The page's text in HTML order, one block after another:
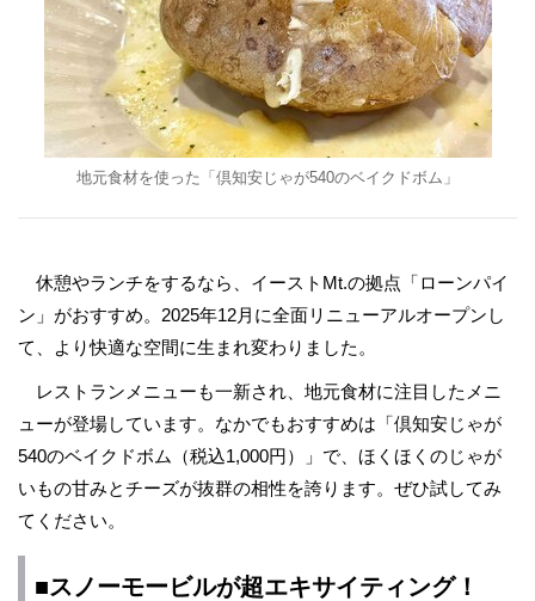
地元食材を使った「倶知安じゃが540のベイクドボム」
休憩やランチをするなら、イーストMt.の拠点「ローンパイ
ン」がおすすめ。2025年12月に全面リニューアルオープンし
て、より快適な空間に生まれ変わりました。
レストランメニューも一新され、地元食材に注目したメニ
ューが登場しています。なかでもおすすめは「倶知安じゃが
540のベイクドボム（税込1,000円）」で、ほくほくのじゃが
いもの甘みとチーズが抜群の相性を誇ります。ぜひ試してみ
てください。
■スノーモービルが超エキサイティング！